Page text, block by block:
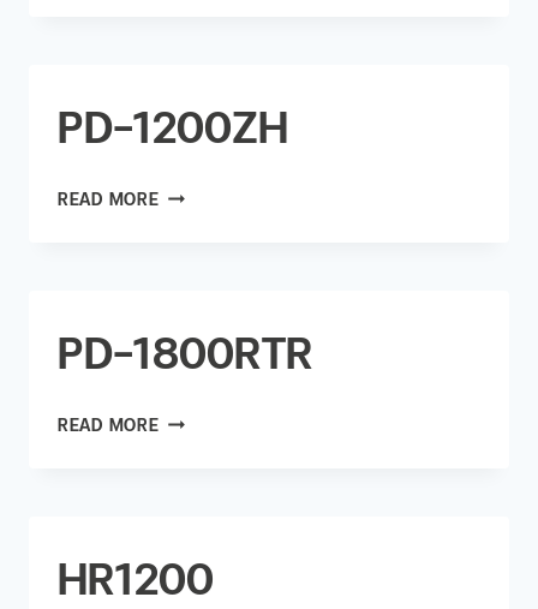
PD-1200ZH
READ MORE
PD-1800RTR
READ MORE
HR1200